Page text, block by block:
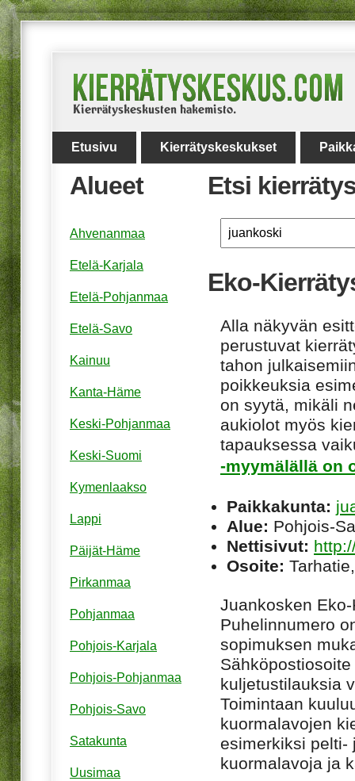
Etusivu Kierrätyskeskukset
Etsi
Eko-
Alla näkyvän
perustuvat
tahon
poikkeuksia
on syytä, mikäli
aukiolot myös
tapauksessa
-myymälällä on
Paikkakunta:
Alue: Pohjois-
Nettisivut:
Osoite:
Juankosken
Puhelinnumero
sopimuksen
kuljetustilauksia
Toimintaan
kuormalavojen
esimerkiksi pelti-
kuormalavoja ja
Alueet
Ahvenanmaa
Etelä-Karjala
Etelä-Pohjanmaa
Etelä-Savo
Kainuu
Kanta-Häme
Keski-Pohjanmaa
Keski-Suomi
Kymenlaakso
Lappi
Päijät-Häme
Pirkanmaa
Pohjanmaa
Pohjois-Karjala
Pohjois-Pohjanmaa
Pohjois-Savo
Satakunta
Uusimaa